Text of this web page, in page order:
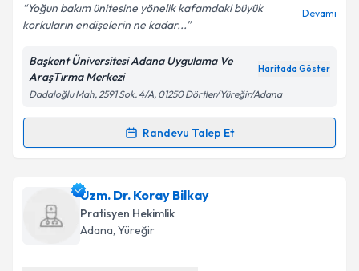
Kişisel verilerimin işlenmesine ilişkin
Aydınlatma
Metni'ni okudum ve kişisel verilerimin belirtilen
kapsamda işlenmesini kabul ediyorum.
Takvim Talebini Gönder
Yoğun bakım ünitesine yönelik kafamdaki büyük
korkuların endişelerin ne kadar...
Devamı
Başkent Üniversitesi Adana Uygulama Ve
AraşTırma Merkezi
Haritada Göster
Dadaloğlu Mah, 2591 Sok. 4/A, 01250 Dörtler/Yüreğir/Adana
Randevu Talep Et
Randevu Takvimi Talebi
Dr. Haluk Yücel Olcaytuiçin randevu takvimi talebi
oluşturun. Size bu uzmandan randevu almanız için bir
takvim hazırlandığında e-posta ile bilgilendireceğiz.
Uzm. Dr. Koray Bilkay
Pratisyen Hekimlik
Adana, Yüreğir